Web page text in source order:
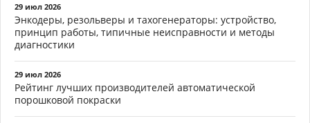
29 июл 2026
Энкодеры, резольверы и тахогенераторы: устройство,
принцип работы, типичные неисправности и методы
диагностики
29 июл 2026
Рейтинг лучших производителей автоматической
порошковой покраски